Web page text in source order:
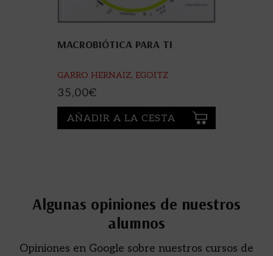
MACROBIÓTICA PARA TI
GARRO HERNAIZ, EGOITZ
35,00€
AÑADIR A LA CESTA
Algunas opiniones de nuestros
alumnos
Opiniones en Google sobre nuestros cursos de